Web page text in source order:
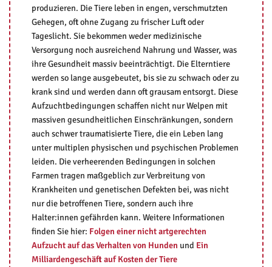
produzieren. Die Tiere leben in engen, verschmutzten
Gehegen, oft ohne Zugang zu frischer Luft oder
Tageslicht. Sie bekommen weder medizinische
Versorgung noch ausreichend Nahrung und Wasser, was
ihre Gesundheit massiv beeinträchtigt. Die Elterntiere
werden so lange ausgebeutet, bis sie zu schwach oder zu
krank sind und werden dann oft grausam entsorgt. Diese
Aufzuchtbedingungen schaffen nicht nur Welpen mit
massiven gesundheitlichen Einschränkungen, sondern
auch schwer traumatisierte Tiere, die ein Leben lang
unter multiplen physischen und psychischen Problemen
leiden. Die verheerenden Bedingungen in solchen
Farmen tragen maßgeblich zur Verbreitung von
Krankheiten und genetischen Defekten bei, was nicht
nur die betroffenen Tiere, sondern auch ihre
Halter:innen gefährden kann. Weitere Informationen
finden Sie hier: Folgen einer nicht artgerechten
Aufzucht auf das Verhalten von Hunden und Ein
Milliardengeschäft auf Kosten der Tiere